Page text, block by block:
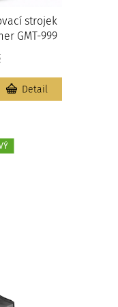
strojek
GMT-999
Detail